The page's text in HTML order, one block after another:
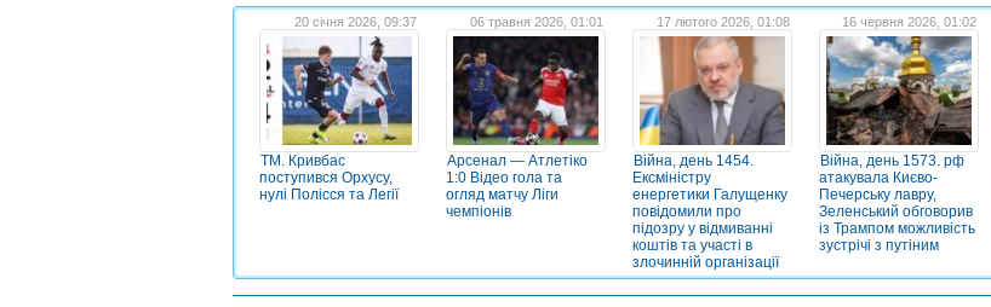
20 січня 2026, 09:37
ТМ. Кривбас
поступився Орхусу,
нулі Полісся та Легії
06 травня 2026, 01:01
Арсенал — Атлетіко
1:0 Відео гола та
огляд матчу Ліги
чемпіонів
17 лютого 2026, 01:08
Війна, день 1454.
Ексміністру
енергетики Галущенку
повідомили про
підозру у відмиванні
коштів та участі в
злочинній організації
16 червня 2026, 01:02
Війна, день 1573. рф
атакувала Києво-
Печерську лавру,
Зеленський обговорив
із Трампом можливість
зустрічі з путіним